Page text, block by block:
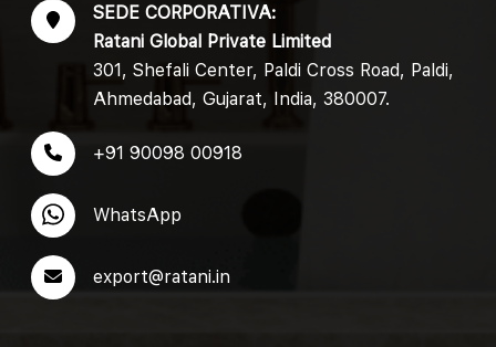
SEDE CORPORATIVA:
Ratani Global Private Limited
301, Shefali Center, Paldi Cross Road, Paldi,
Ahmedabad, Gujarat, India, 380007.
+91 90098 00918
WhatsApp
export@ratani.in